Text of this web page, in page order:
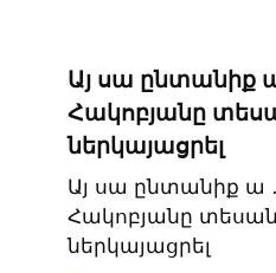
Այ սա ընտանիք ա
Հակոբյանը
ներկայացրել
Այ սա ընտանիք ա
Հակոբյանը
ներկայացրել